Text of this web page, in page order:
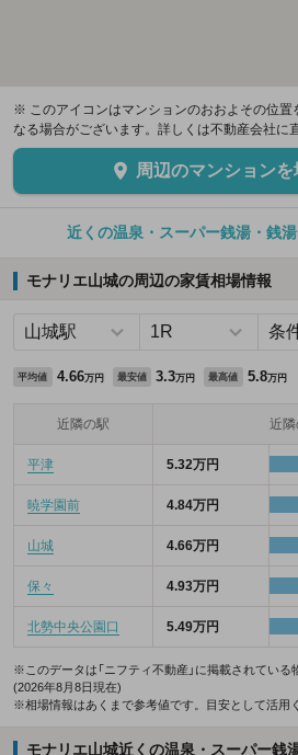
※ このアイコンはマンションのおおよその位置
なる場合がございます。詳しくは不動産会社に
周辺のマンション
近くの温泉・スーパー銭湯・銭
モナリエ山城の周辺の家賃相場情報
平均値 4.66万円 最安値 3.3万円 最高値 5.8万円
近隣の駅 近
平津 5.32万円
暁学園前 4.84万円
山城 4.66万円
保々 4.93万円
北勢中央公園口 5.49万円
※このデータは「ニフティ不動産」に掲載されている
(2026年8月8日現在)
※相場情報はあくまで参考値です。目安として活用
モナリエ山城近くの温泉・スーパー銭